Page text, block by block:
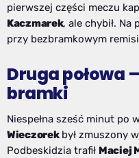
pierwszej części meczu
Kaczmarek, ale chybił. Na
przy bezbramkowym
Druga połowa
bramki
Niespełna sześć minut po
Wieczorekbył zmuszony
Podbeskidzia trafił Maciej